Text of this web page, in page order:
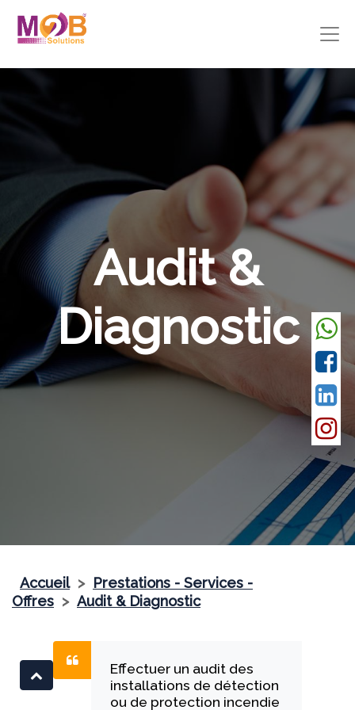
Audit &
Diagnostic
Accueil > Prestations - Services -
Offres > Audit & Diagnostic
Effectuer un audit des
installations de détection
ou de protection incendie